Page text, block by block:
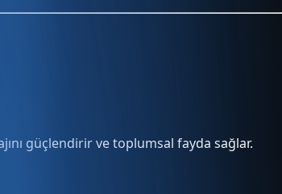
güçlendirir ve toplumsal fayda sağlar.